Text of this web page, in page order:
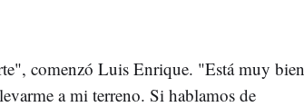
comenzó Luis Enrique. "Está muy bien
a mi terreno. Si hablamos de